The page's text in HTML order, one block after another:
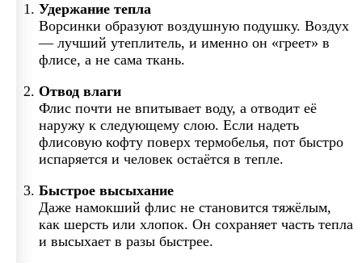
Удержание тепла
Ворсинки образуют воздушную подушку. Воздух
— лучший утеплитель, и именно он «греет» в
флисе, а не сама ткань.
Отвод влаги
Флис почти не впитывает воду, а отводит её
наружу к следующему слою. Если надеть
флисовую кофту поверх термобелья, пот быстро
испаряется и человек остаётся в тепле.
Быстрое высыхание
Даже намокший флис не становится тяжёлым,
как шерсть или хлопок. Он сохраняет часть тепла
и высыхает в разы быстрее.